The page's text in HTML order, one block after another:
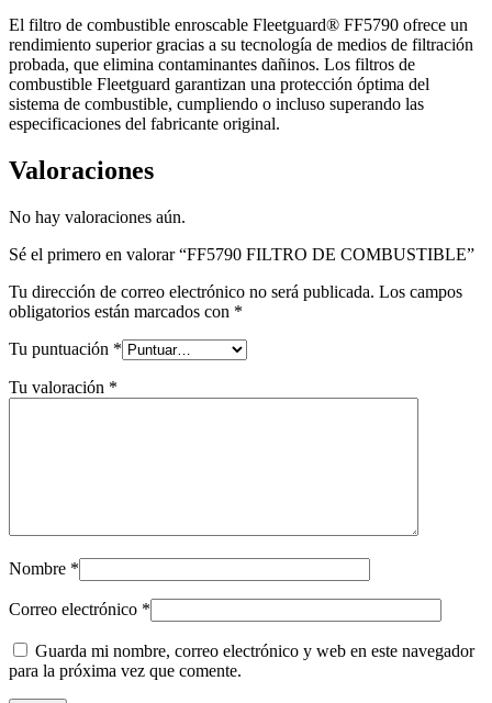
El filtro de combustible enroscable Fleetguard® FF5790 ofrece un
rendimiento superior gracias a su tecnología de medios de filtración
probada, que elimina contaminantes dañinos. Los filtros de
combustible Fleetguard garantizan una protección óptima del
sistema de combustible, cumpliendo o incluso superando las
especificaciones del fabricante original.
Valoraciones
No hay valoraciones aún.
Sé el primero en valorar “FF5790 FILTRO DE COMBUSTIBLE”
Tu dirección de correo electrónico no será publicada. Los campos
obligatorios están marcados con *
Tu puntuación *
Tu valoración *
Nombre *
Correo electrónico *
Guarda mi nombre, correo electrónico y web en este navegador
para la próxima vez que comente.